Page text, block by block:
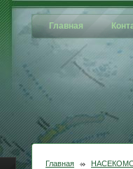
Главная
Главная